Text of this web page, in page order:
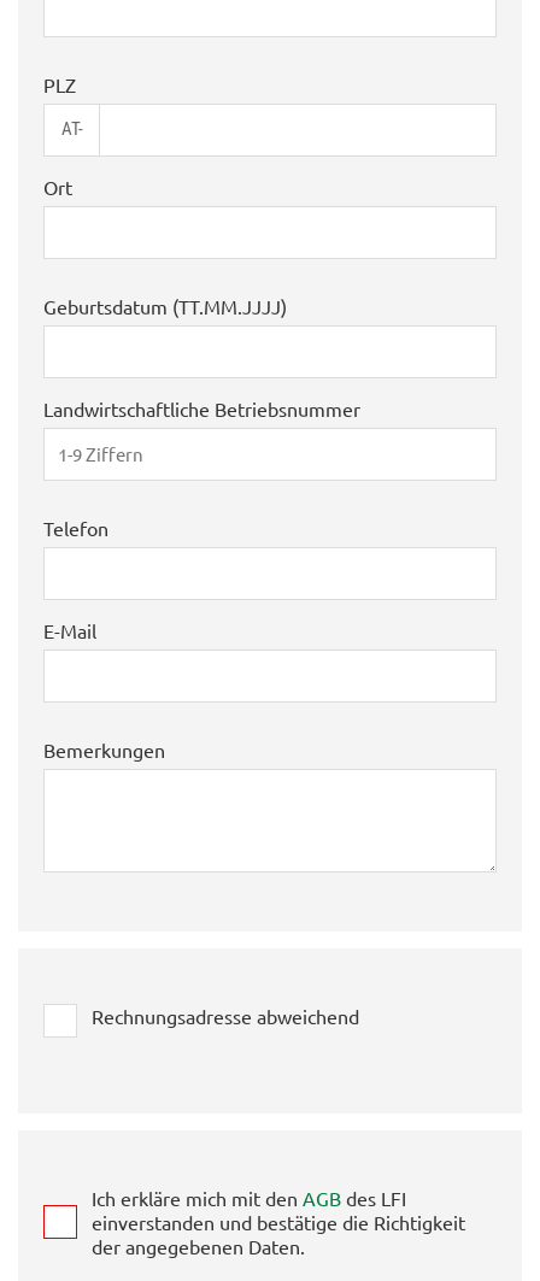
PLZ
AT-
Ort
Geburtsdatum (TT.MM.JJJJ)
Landwirtschaftliche Betriebsnummer
Telefon
E-Mail
Bemerkungen
Rechnungsadresse abweichend
Ich erkläre mich mit den AGB des LFI
einverstanden und bestätige die Richtigkeit
der angegebenen Daten.